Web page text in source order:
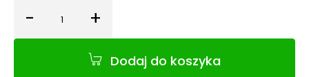
- Ilość +
Dodaj do koszyka